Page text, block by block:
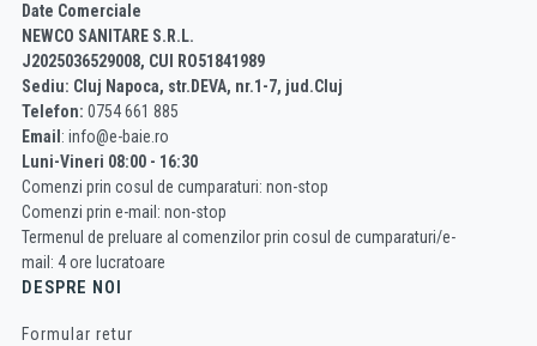
Date Comerciale
NEWCO SANITARE S.R.L.
J2025036529008, CUI RO51841989
Sediu: Cluj Napoca, str.DEVA, nr.1-7, jud.Cluj
Telefon: 0754 661 885
Email : info@e-baie.ro
Luni-Vineri 08:00 - 16:30
Comenzi prin cosul de cumparaturi: non-stop
Comenzi prin e-mail: non-stop
Termenul de preluare al comenzilor prin cosul de cumparaturi/e-
mail: 4 ore lucratoare
DESPRE NOI
Formular retur